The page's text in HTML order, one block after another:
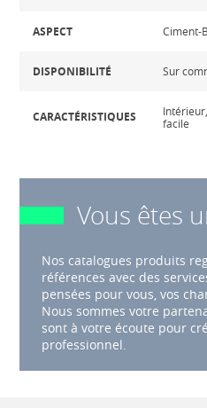
ASPECT Ciment-
DISPONIBILITÉ Sur
CARACTÉRISTIQUES
facile
Vous êtes
Nos catalogues produits
références avec des
pensées pour vous, vos
Nous sommes votre
sont à votre écoute pour
professionnel.